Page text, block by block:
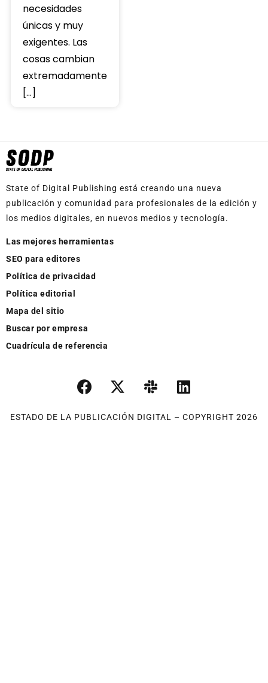
necesidades
únicas y muy
exigentes. Las
cosas cambian
extremadamente
[…]
State of Digital Publishing está creando una nueva
publicación y comunidad para profesionales de la edición y
los medios digitales, en nuevos medios y tecnología.
Las mejores herramientas
SEO para editores
Política de privacidad
Política editorial
Mapa del sitio
Buscar por empresa
Cuadrícula de referencia
ESTADO DE LA PUBLICACIÓN DIGITAL – COPYRIGHT 2026